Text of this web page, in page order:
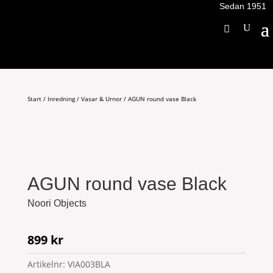
Sedan 1951
Start/ Inredning/ Vasar & Urnor/ AGUN round vase Black
AGUN round vase Black
Noori Objects
899 kr
Artikelnr: VIA003BLA